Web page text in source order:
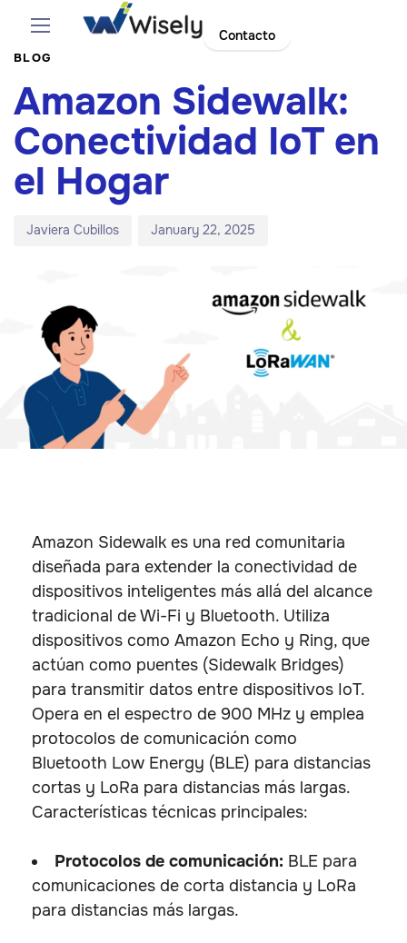
Contacto
BLOG
Amazon Sidewalk:
Conectividad IoT en
el Hogar
Javiera Cubillos January 22, 2025
Amazon Sidewalk es una red comunitaria
diseñada para extender la conectividad de
dispositivos inteligentes más allá del alcance
tradicional de Wi-Fi y Bluetooth. Utiliza
dispositivos como Amazon Echo y Ring, que
actúan como puentes (Sidewalk Bridges)
para transmitir datos entre dispositivos IoT.
Opera en el espectro de 900 MHz y emplea
protocolos de comunicación como
Bluetooth Low Energy (BLE) para distancias
cortas y LoRa para distancias más largas.
Características técnicas principales:
Protocolos de comunicación: BLE para
comunicaciones de corta distancia y LoRa
para distancias más largas.